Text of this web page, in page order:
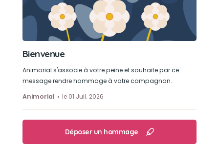
Bienvenue
Animorial s'associe à votre peine et souhaite par ce
message rendre hommage à votre compagnon.
Animorial
le 01 Juil. 2026
Déposer un hommage